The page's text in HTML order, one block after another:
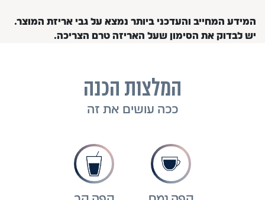
המידע המחייב והעדכני ביותר נמצא על גבי אריזת המוצר.
יש לבדוק את הסימון שעל האריזה טרם הצריכה.
המלצות הכנה
ככה עושים את זה